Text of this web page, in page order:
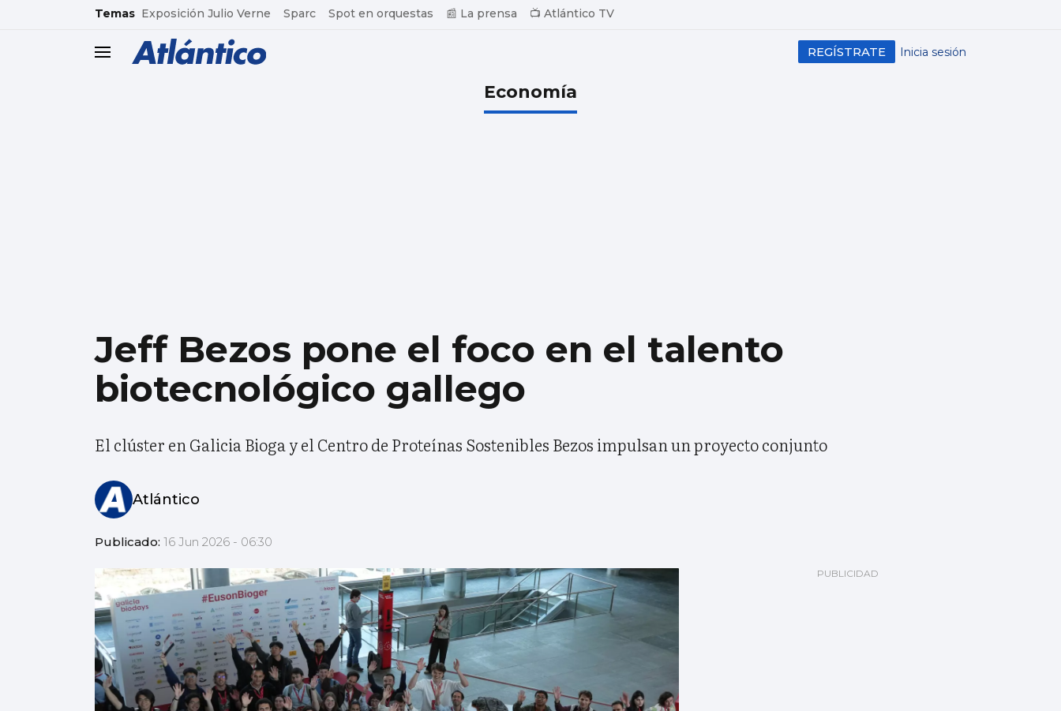
common.go-to-content
Temas Exposición Julio Verne Sparc Spot en orquestas 📰 La prensa 📺 Atlántico TV
header.menu.open Inicia sesión
REGÍSTRATE
Economía
Jeff Bezos pone el foco en el talento
biotecnológico gallego
El clúster en Galicia Bioga y el Centro de Proteínas Sostenibles Bezos impulsan un proyecto conjunto
Atlántico
Publicado: 16 Jun 2026 - 06:30